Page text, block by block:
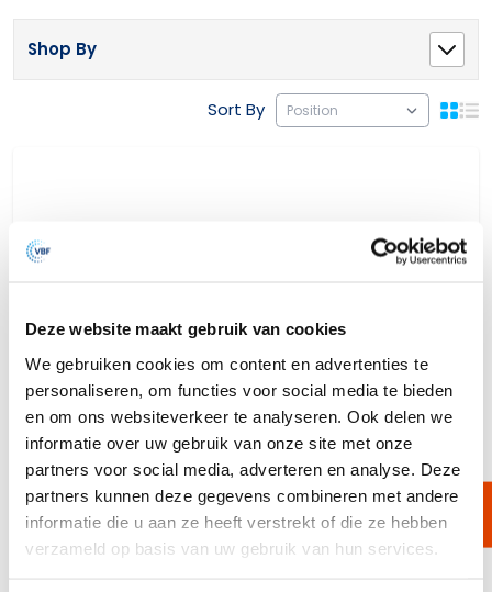
Deze website maakt gebruik van cookies
We gebruiken cookies om content en advertenties te
personaliseren, om functies voor social media te bieden
en om ons websiteverkeer te analyseren. Ook delen we
informatie over uw gebruik van onze site met onze
partners voor social media, adverteren en analyse. Deze
partners kunnen deze gegevens combineren met andere
informatie die u aan ze heeft verstrekt of die ze hebben
verzameld op basis van uw gebruik van hun services.
Shop By
Sort By